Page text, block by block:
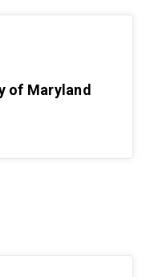
of Maryland